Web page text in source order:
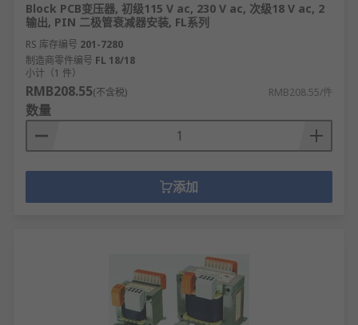
Block PCB变压器, 初级115 V ac, 230 V ac, 次级18 V ac, 2
输出, PIN 二极管衰减器安装, FL系列
RS 库存编号 201-7280
制造商零件编号 FL 18/18
小计（1 件）
RMB208.55(不含税) RMB208.55/件
数量
添加